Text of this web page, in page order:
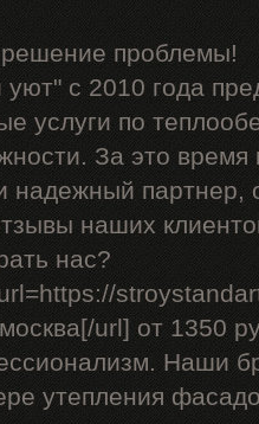
проблемы!
с 2010 года
услуги по
За это
надежный партнер,
наших
нас?
url] от 1350
Наши
утепления